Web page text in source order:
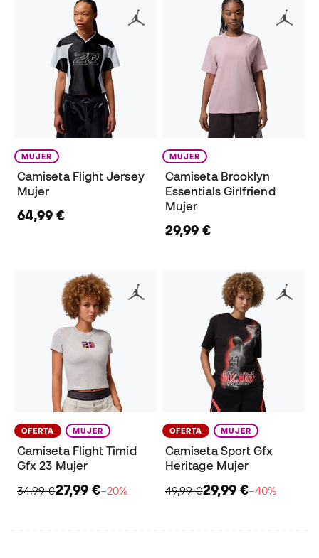
MUJER
Camiseta Flight Jersey
Mujer
64,99 €
MUJER
Camiseta Brooklyn
Essentials Girlfriend
Mujer
29,99 €
OFERTA MUJER
Camiseta Flight Timid
Gfx 23 Mujer
34,99 €27,99 €−20%
OFERTA MUJER
Camiseta Sport Gfx
Heritage Mujer
49,99 €29,99 €−40%